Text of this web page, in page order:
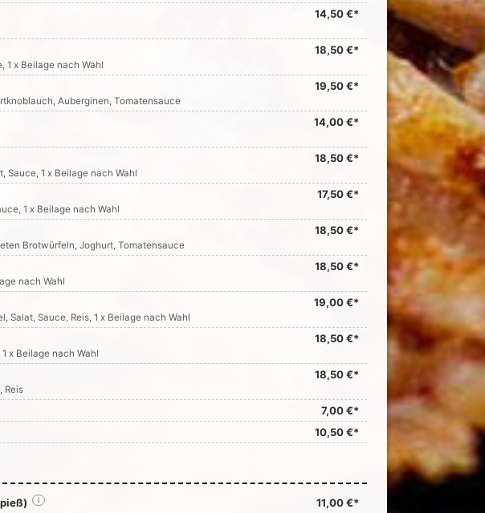
14,50 €*
18,50 €*
1 x Beilage nach Wahl
19,50 €*
Auberginen, Tomatensauce
14,00 €*
18,50 €*
Sauce, 1 x Beilage nach Wahl
17,50 €*
1 x Beilage nach Wahl
18,50 €*
Brotwürfeln, Joghurt, Tomatensauce
18,50 €*
nach Wahl
19,00 €*
Sauce, Reis, 1 x Beilage nach Wahl
18,50 €*
x Beilage nach Wahl
18,50 €*
Reis
7,00 €*
10,50 €*
11,00 €*
i